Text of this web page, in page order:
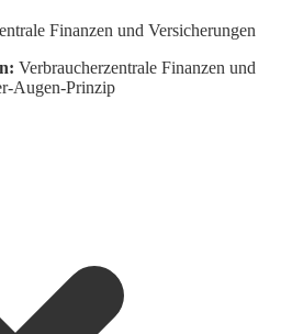
Finanzen und Versicherungen
Verbraucherzentrale Finanzen und
Augen-Prinzip